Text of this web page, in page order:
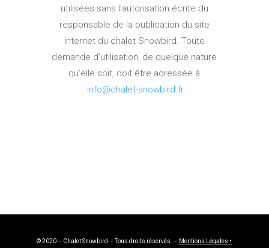
utilisées sans l’autorisation écrite du
responsable de la publication du site
internet du chalet Snowbird. Toute
demande d’utilisation, de quelque nature
qu’elle soit, doit être adressée à
: info@chalet-snowbird.fr.
© 2020 – Chalet Snowbird – Tous droits réservés. – Mentions Légales •